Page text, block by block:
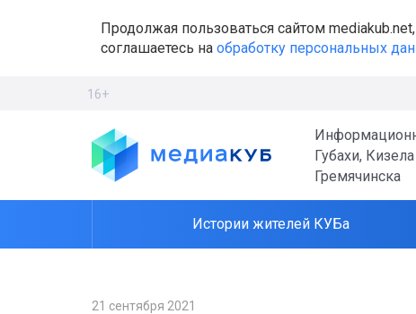
Продолжая пользоваться сайтом
соглашаетесь на обработку персональных
16+
Губахи,
Гремячинска
Истории жителей КУБа
21 сентября 2021